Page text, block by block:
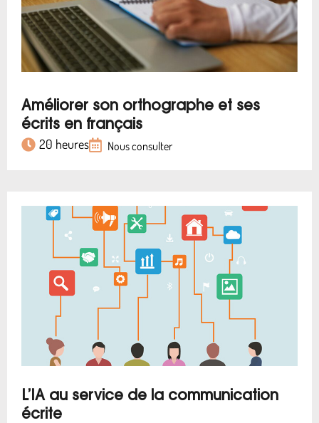
Améliorer son orthographe et ses
écrits en français
20 heures Nous consulter
L’IA au service de la communication
écrite